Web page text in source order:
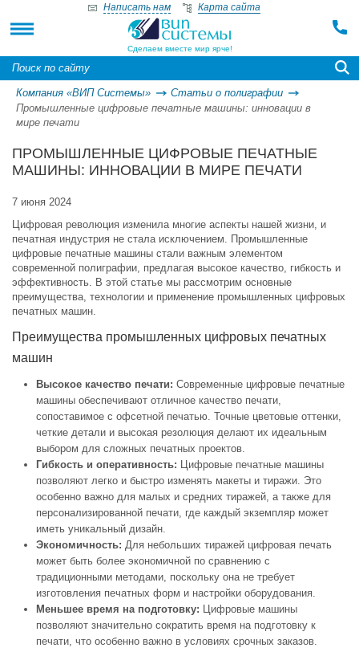
Сделаем вместе мир ярче!
Написать нам Карта сайта
Компания «ВИП Системы»
Статьи о полиграфии
Промышленные цифровые печатные машины: инновации в
мире печати
ПРОМЫШЛЕННЫЕ ЦИФРОВЫЕ ПЕЧАТНЫЕ
МАШИНЫ: ИННОВАЦИИ В МИРЕ ПЕЧАТИ
7 июня 2024
Цифровая революция изменила многие аспекты нашей жизни, и
печатная индустрия не стала исключением. Промышленные
цифровые печатные машины стали важным элементом
современной полиграфии, предлагая высокое качество, гибкость и
эффективность. В этой статье мы рассмотрим основные
преимущества, технологии и применение промышленных цифровых
печатных машин.
Преимущества промышленных цифровых печатных
машин
Высокое качество печати: Современные цифровые печатные
машины обеспечивают отличное качество печати,
сопоставимое с офсетной печатью. Точные цветовые оттенки,
четкие детали и высокая резолюция делают их идеальным
выбором для сложных печатных проектов.
Гибкость и оперативность: Цифровые печатные машины
позволяют легко и быстро изменять макеты и тиражи. Это
особенно важно для малых и средних тиражей, а также для
персонализированной печати, где каждый экземпляр может
иметь уникальный дизайн.
Экономичность: Для небольших тиражей цифровая печать
может быть более экономичной по сравнению с
традиционными методами, поскольку она не требует
изготовления печатных форм и настройки оборудования.
Меньшее время на подготовку: Цифровые машины
позволяют значительно сократить время на подготовку к
печати, что особенно важно в условиях срочных заказов.